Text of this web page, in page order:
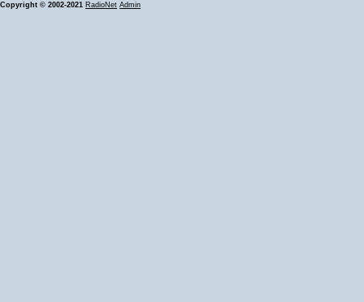
Copyright © 2002-2021 RadioNet Admin